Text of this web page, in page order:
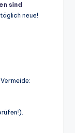
sind
neue!